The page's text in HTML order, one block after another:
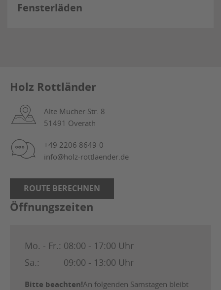
Fensterläden
Holz Rottländer
Alte Mucher Str. 8
51491 Overath
+49 2206 8649-0
info@holz-rottlaender.de
ROUTE BERECHNEN
Öffnungszeiten
Mo. - Fr.: 08:00 - 17:00 Uhr
Sa.:
09:00 - 13:00 Uhr
Bitte beachten!An folgenden Samstagen bleibt